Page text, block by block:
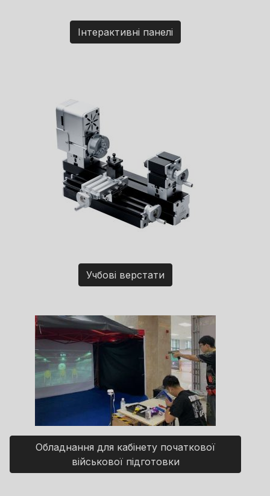
Інтерактивні панелі
Учбові верстати
Обладнання для кабінету початкової
військової підготовки